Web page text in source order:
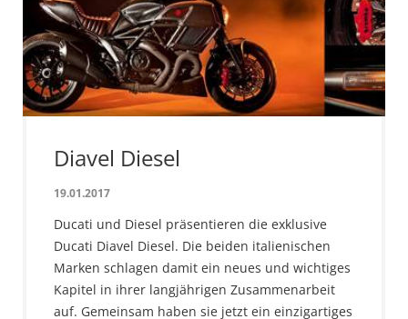
Diavel Diesel
19.01.2017
Ducati und Diesel präsentieren die exklusive
Ducati Diavel Diesel. Die beiden italienischen
Marken schlagen damit ein neues und wichtiges
Kapitel in ihrer langjährigen Zusammenarbeit
auf. Gemeinsam haben sie jetzt ein einzigartiges